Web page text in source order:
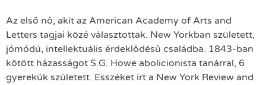
Az első nő, akit az American Academy of Arts and
Letters tagjai közé választottak. New Yorkban született,
jómódú, intellektuális érdeklődésű családba. 1843-ban
kötött házasságot S.G. Howe abolicionista tanárral, 6
gyerekük született. Esszéket írt a New York Review and